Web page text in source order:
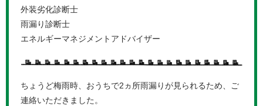
外装劣化診断士
雨漏り診断士
エネルギーマネジメントアドバイザー
ちょうど梅雨時、おうちで2ヵ所雨漏りが見られるため、ご
連絡いただきました。